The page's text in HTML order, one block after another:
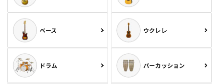
ベース ウクレレ
ドラム パーカッション